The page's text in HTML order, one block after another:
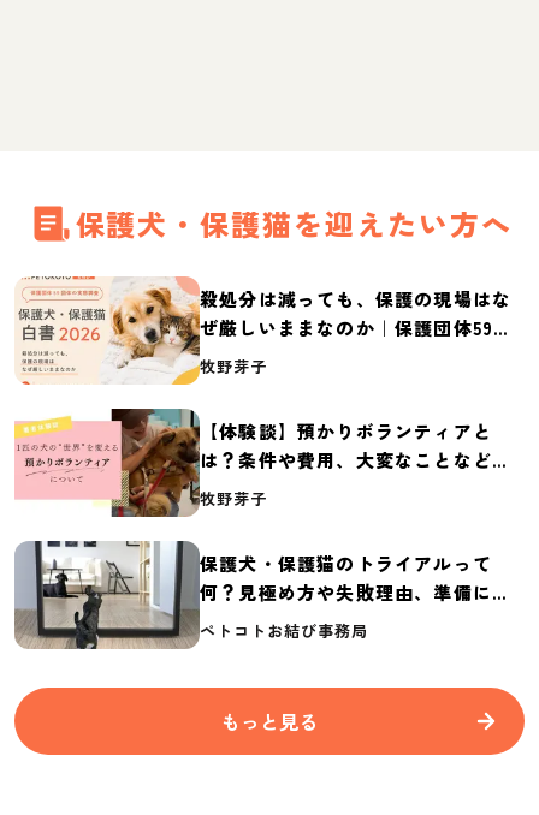
保護犬・保護猫を迎えたい方へ
殺処分は減っても、保護の現場はな
ぜ厳しいままなのか｜保護団体59団
体の実態調査【保護犬・保護猫白書
牧野芽子
【体験談】預かりボランティアと
は？条件や費用、大変なことなど紹
介
牧野芽子
保護犬・保護猫のトライアルって
何？見極め方や失敗理由、準備に必
要なものを紹介
ペトコトお結び事務局
もっと見る